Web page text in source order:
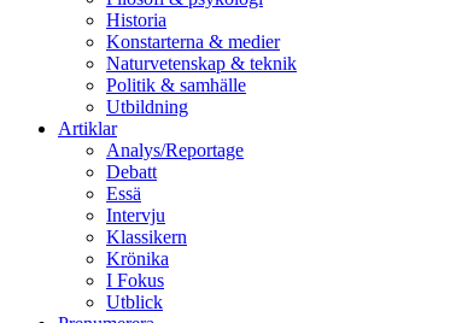
Historia
Konstarterna & medier
Naturvetenskap & teknik
Politik & samhälle
Utbildning
Artiklar
Analys/Reportage
Debatt
Essä
Intervju
Klassikern
Krönika
I Fokus
Utblick